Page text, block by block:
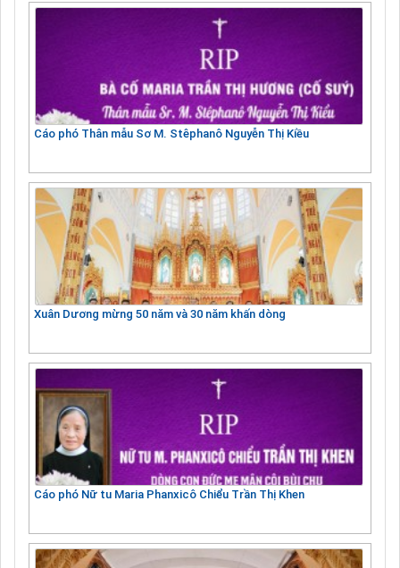
Cáo phó Thân mẫu Sơ M. Stêphanô Nguyễn Thị Kiều
Xuân Dương mừng 50 năm và 30 năm khấn dòng
Cáo phó Nữ tu Maria Phanxicô Chiểu Trần Thị Khen